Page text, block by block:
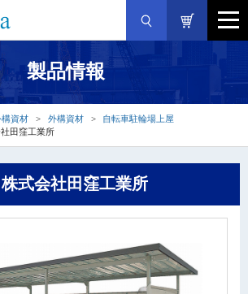
製品情報
構資材 外構資材
自転車駐輪場上屋
田窪工業所
式会社田窪工業所